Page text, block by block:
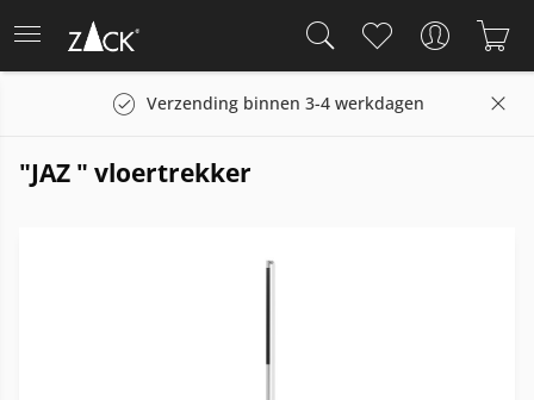
Verzending binnen 3-4 werkdagen
"JAZ " vloertrekker